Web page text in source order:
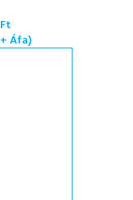
Ft
+ Áfa)